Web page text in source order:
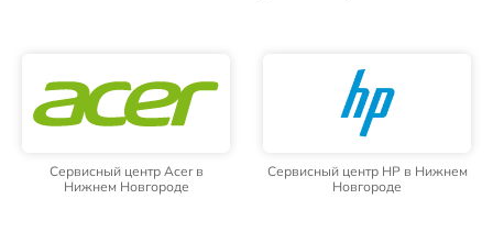
Сервисный центр Acer в
Нижнем Новгороде
Сервисный центр HP в Нижнем
Новгороде